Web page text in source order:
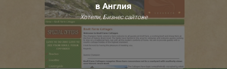
в Англия
Хотели, Бизнес сайтове